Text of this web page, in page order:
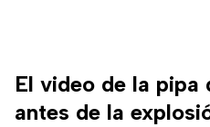
El video de la pipa
antes de la